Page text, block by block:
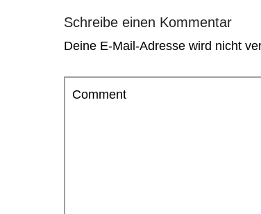
Schreibe einen Kommentar
Deine E-Mail-Adresse wird nicht